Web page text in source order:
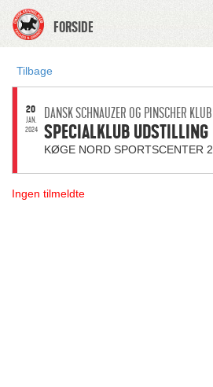
FORSIDE
Tilbage
20
JAN.
2024
DANSK SCHNAUZER OG PINSCHER KLUB
SPECIALKLUB UDSTILLING
KØGE NORD SPORTSCENTER 2
Ingen tilmeldte